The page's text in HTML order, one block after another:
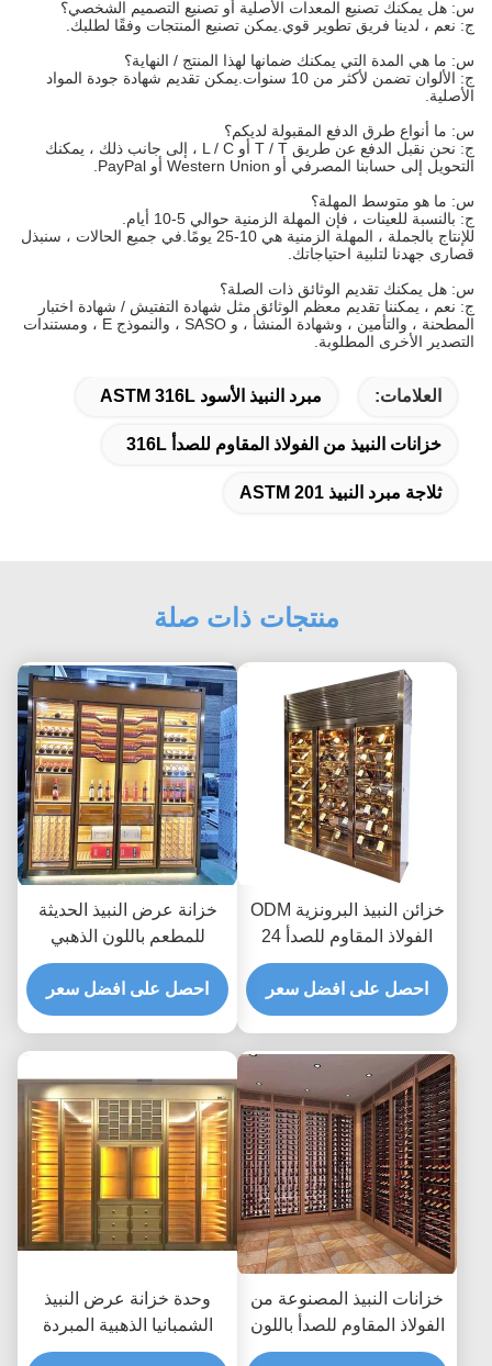
س: هل يمكنك تصنيع المعدات الأصلية أو تصنيع التصميم الشخصي؟
ج: نعم ، لدينا فريق تطوير قوي.يمكن تصنيع المنتجات وفقًا لطلبك.
س: ما هي المدة التي يمكنك ضمانها لهذا المنتج / النهاية؟
ج: الألوان تضمن لأكثر من 10 سنوات.يمكن تقديم شهادة جودة المواد
الأصلية.
س: ما أنواع طرق الدفع المقبولة لديكم؟
ج: نحن نقبل الدفع عن طريق T / T أو L / C ، إلى جانب ذلك ، يمكنك
التحويل إلى حسابنا المصرفي أو Western Union أو PayPal.
س: ما هو متوسط ​​المهلة؟
ج: بالنسبة للعينات ، فإن المهلة الزمنية حوالي 5-10 أيام.
للإنتاج بالجملة ، المهلة الزمنية هي 10-25 يومًا.في جميع الحالات ، سنبذل
قصارى جهدنا لتلبية احتياجاتك.
س: هل يمكنك تقديم الوثائق ذات الصلة؟
ج: نعم ، يمكننا تقديم معظم الوثائق مثل شهادة التفتيش / شهادة اختبار
المطحنة ، والتأمين ، وشهادة المنشأ ، و SASO ، والنموذج E ، ومستندات
التصدير الأخرى المطلوبة.
العلامات: مبرد النبيذ الأسود ASTM 316L
خزانات النبيذ من الفولاذ المقاوم للصدأ 316L
ثلاجة مبرد النبيذ ASTM 201
منتجات ذات صلة
خزائن النبيذ البرونزية ODM
الفولاذ المقاوم للصدأ 24
بوصة ثلاجة النبيذ AC240V
احصل على افضل سعر
خزانة عرض النبيذ الحديثة
للمطعم باللون الذهبي
الوردي TUV 350 * 190 سم
احصل على افضل سعر
خزانات النبيذ المصنوعة من
الفولاذ المقاوم للصدأ باللون
الذهبي الوردي ، ثلاجة
وحدة خزانة عرض النبيذ
الشمبانيا الذهبية المبردة
ASTM 316L ISO 300 *